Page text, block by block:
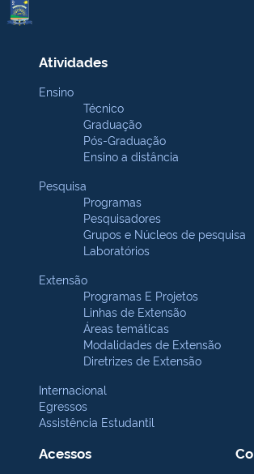
Atividades
Ensino
Técnico
Graduação
Pós-Graduação
Ensino a distância
Pesquisa
Programas
Pesquisadores
Grupos e Núcleos de pesquisa
Laboratórios
Extensão
Programas E Projetos
Linhas de Extensão
Áreas temáticas
Modalidades de Extensão
Diretrizes de Extensão
Internacional
Egressos
Assistência Estudantil
Acessos